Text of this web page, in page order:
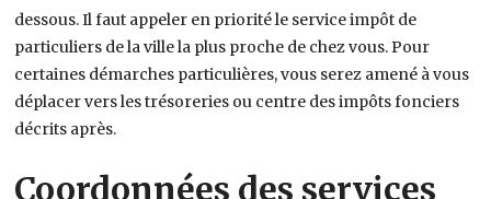
dessous. Il faut appeler en priorité le service impôt de
particuliers de la ville la plus proche de chez vous. Pour
certaines démarches particulières, vous serez amené à vous
déplacer vers les trésoreries ou centre des impôts fonciers
décrits après.
Coordonnées des services